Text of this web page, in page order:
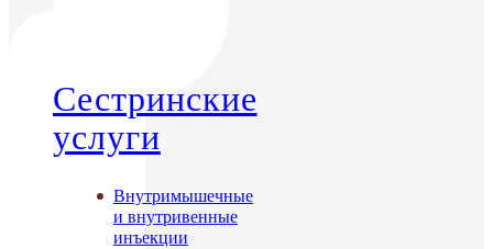
Сестринские
услуги
Внутримышечные
и внутривенные
инъекции